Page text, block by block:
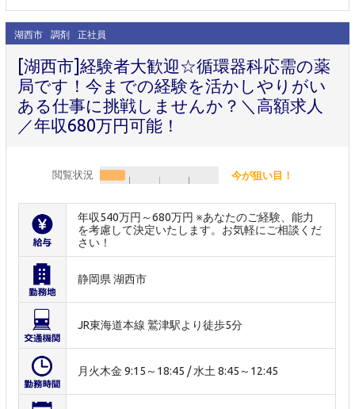
湖西市 調剤 正社員
[湖西市]経験者大歓迎☆循環器科応需の薬
局です！今までの経験を活かしやりがい
ある仕事に挑戦しませんか？＼高額求人
／年収680万円可能！
閲覧状況 今が狙い目！
年収540万円～680万円 ※あなたのご経験、能力
を考慮して決定いたします。お気軽にご相談くだ
さい！
静岡県 湖西市
JR東海道本線 鷲津駅より徒歩5分
月火木金 9:15～18:45 / 水土 8:45～12:45